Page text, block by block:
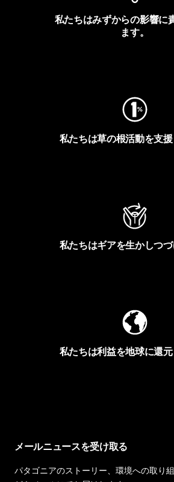
私たちはみずからの影響に
ます。
私たちは草の根活動を支援
私たちはギアを生かしつづ
私たちは利益を地球に還元
メールニュースを受け取る
パタゴニアのストーリー、環境への取り